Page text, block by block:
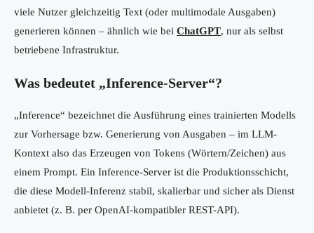
viele Nutzer gleichzeitig Text (oder multimodale Ausgaben)
generieren können – ähnlich wie bei ChatGPT, nur als selbst
betriebene Infrastruktur.
Was bedeutet „Inference-Server“?
„Inference“ bezeichnet die Ausführung eines trainierten Modells
zur Vorhersage bzw. Generierung von Ausgaben – im LLM-
Kontext also das Erzeugen von Tokens (Wörtern/Zeichen) aus
einem Prompt. Ein Inference-Server ist die Produktionsschicht,
die diese Modell-Inferenz stabil, skalierbar und sicher als Dienst
anbietet (z. B. per OpenAI-kompatibler REST-API).